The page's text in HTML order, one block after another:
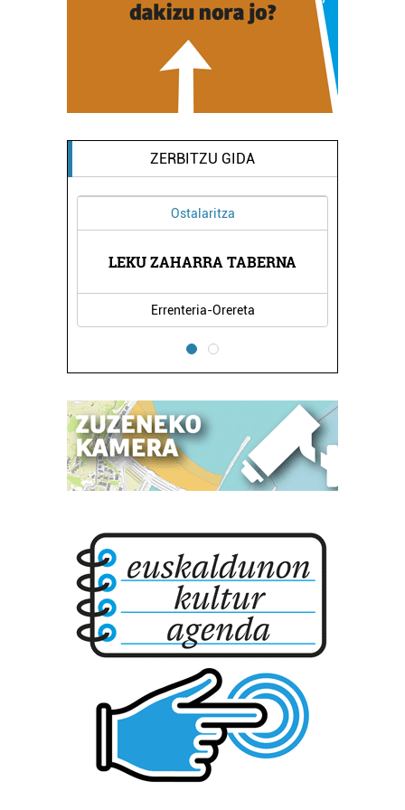
ZERBITZU GIDA
Ostalaritza
LEKU ZAHARRA TABERNA
Errenteria-Orereta